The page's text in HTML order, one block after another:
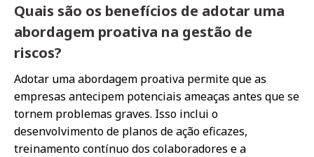
Quais são os benefícios de adotar uma
abordagem proativa na gestão de
riscos?
Adotar uma abordagem proativa permite que as
empresas antecipem potenciais ameaças antes que se
tornem problemas graves. Isso inclui o
desenvolvimento de planos de ação eficazes,
treinamento contínuo dos colaboradores e a